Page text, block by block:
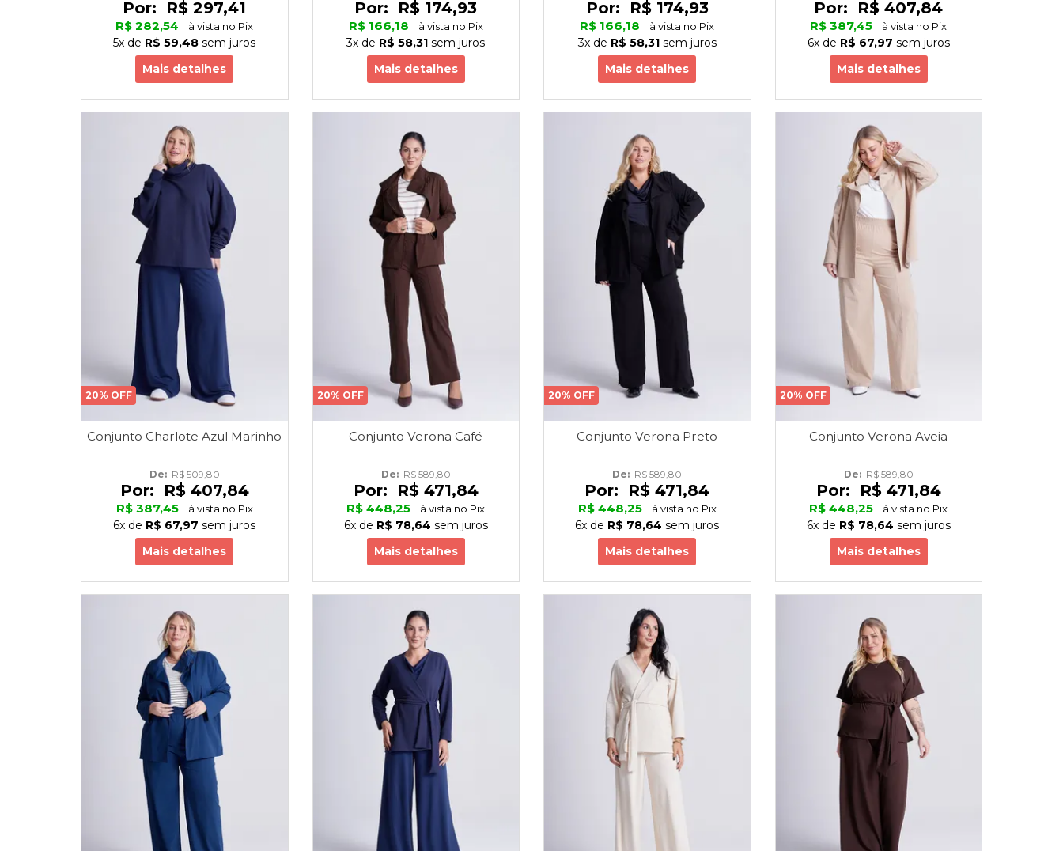
Por: R$ 297,41
R$ 282,54 à vista no Pix
5x de R$ 59,48 sem juros
Mais detalhes
Por: R$ 174,93
R$ 166,18 à vista no Pix
3x de R$ 58,31 sem juros
Mais detalhes
Por: R$ 174,93
R$ 166,18 à vista no Pix
3xde R$ 58,31sem juros
Mais detalhes
Por: R$ 407,84
R$ 387,45 à vista no Pix
6xde R$ 67,97 sem juros
Mais detalhes
20% OFF
Conjunto Charlote Azul Marinho
De: R$ 509,80
Por: R$ 407,84
R$ 387,45 à vista no Pix
6x de R$ 67,97 sem juros
Mais detalhes
20% OFF
Conjunto Verona Café
De: R$ 589,80
Por: R$ 471,84
R$ 448,25 à vista no Pix
6xde R$ 78,64 sem juros
Mais detalhes
20% OFF
Conjunto Verona Preto
De: R$ 589,80
Por: R$ 471,84
R$ 448,25 à vista no Pix
6x de R$ 78,64 sem juros
Mais detalhes
20% OFF
Conjunto Verona Aveia
De: R$ 589,80
Por: R$ 471,84
R$ 448,25 à vista no Pix
6xde R$ 78,64 sem juros
Mais detalhes